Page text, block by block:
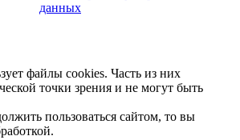
данных
файлы cookies. Часть из них
точки зрения и не могут быть
пользоваться сайтом, то вы